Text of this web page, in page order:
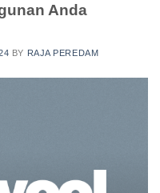
Anda
BY RAJA PEREDAM